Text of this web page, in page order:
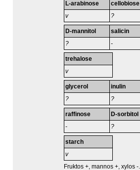
L-arabinose
v
cellobiose
?
D-mannitol
?
salicin
-
trehalose
v
glycerol
?
inulin
?
raffinose
-
D-sorbitol
?
starch
v
Fruktos +, mannos +, xylos -.